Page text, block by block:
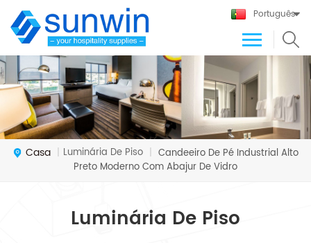
Português
Casa | Luminária De Piso | Candeeiro De Pé Industrial Alto
Preto Moderno Com Abajur De Vidro
Luminária De Piso